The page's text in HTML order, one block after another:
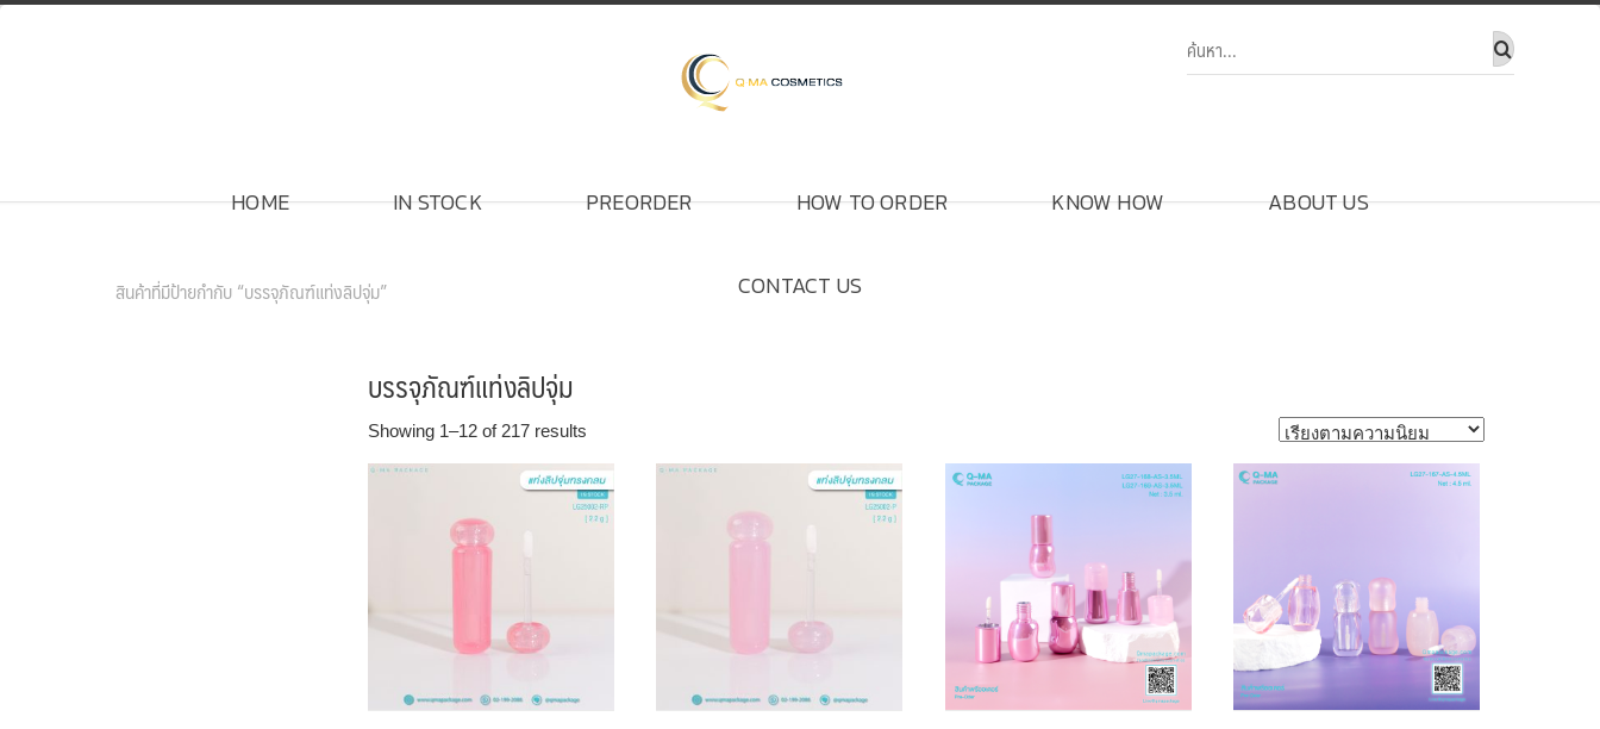
Skip
HOME IN STOCK PREORDER HOW TO ORDER KNOW HOW ABOUT US
CONTACT US
สินค้าที่มีป้ายกำกับ “บรรจุภัณฑ์แท่งลิปจุ่ม”
บรรจุภัณฑ์แท่งลิปจุ่ม
Showing 1–12 of 217 results
popularity